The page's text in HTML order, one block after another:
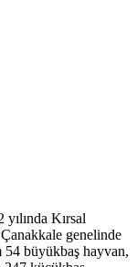
Kırsal
genelinde
büyükbaş hayvan,